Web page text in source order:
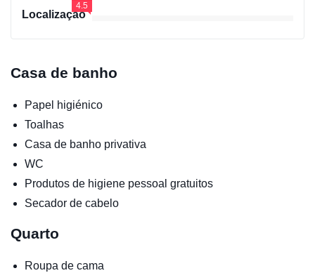
Localização
4.5
Casa de banho
Papel higiénico
Toalhas
Casa de banho privativa
WC
Produtos de higiene pessoal gratuitos
Secador de cabelo
Quarto
Roupa de cama